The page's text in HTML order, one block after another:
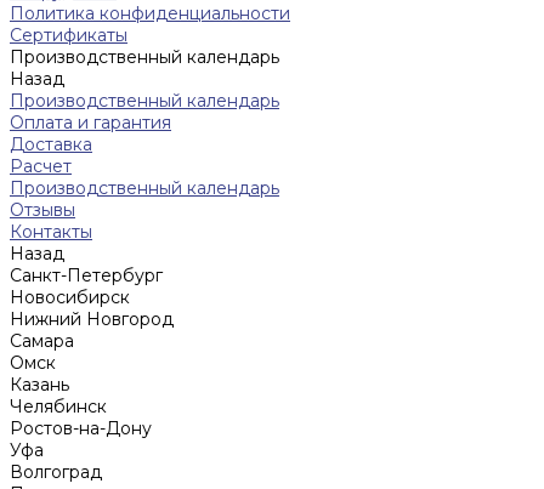
Политика конфиденциальности
Сертификаты
Производственный календарь
Назад
Производственный календарь
Оплата и гарантия
Доставка
Расчет
Производственный календарь
Отзывы
Контакты
Назад
Санкт-Петербург
Новосибирск
Нижний Новгород
Cамара
Омск
Казань
Челябинск
Ростов-на-Дону
Уфа
Волгоград